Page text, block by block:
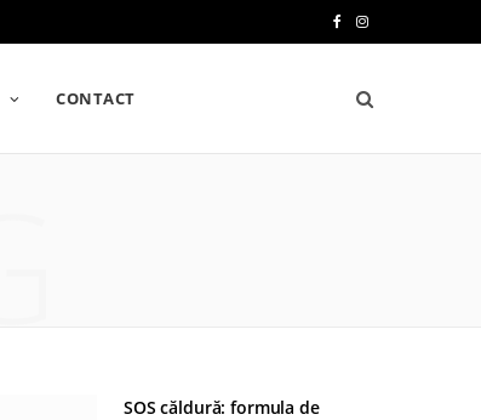
e
I
s
t
CONTACT
SOS căldură: formula de